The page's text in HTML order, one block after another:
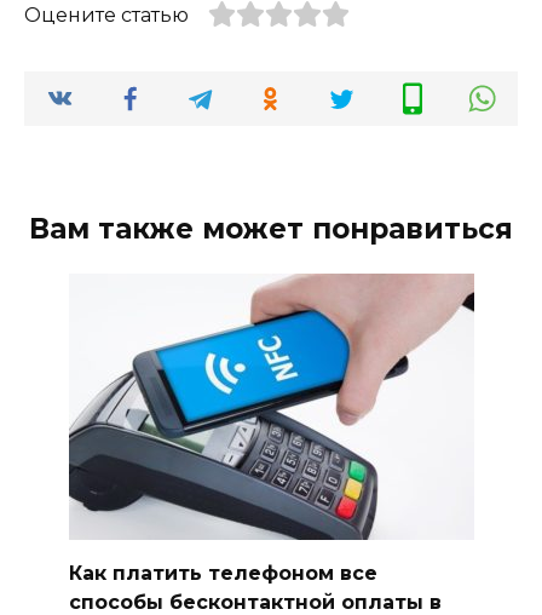
Оцените статью
Вам также может понравиться
Как платить телефоном все
способы бесконтактной оплаты в